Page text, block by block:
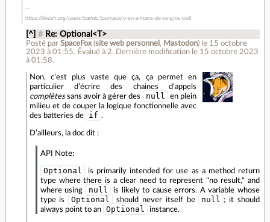
https://linuxfr.org/users/barmic/journaux/y-en-a-marre-de-ce-gros-troll
[^] # Re: Optional<T>
Posté par SpaceFox(site web personnel , Mastodon) le 15 octobre
2023 à 01:55. Évalué à 2. Dernière modification le 15 octobre 2023
à 01:58.
Non, c’est plus vaste que ça, ça permet en
particulier d’écrire des chaines d’appels
complètessans avoir à gérer des null
en plein
milieu et de couper la logique fonctionnelle avec
des batteries de
if .
D’ailleurs, la doc dit :
API Note:
Optional
is primarily intended for use as a method return
type where there is a clear need to represent "no result," and
where using
null
is likely to cause errors. A variable whose
type is
Optional should never itself be null
; it should
always point to an
Optional instance.